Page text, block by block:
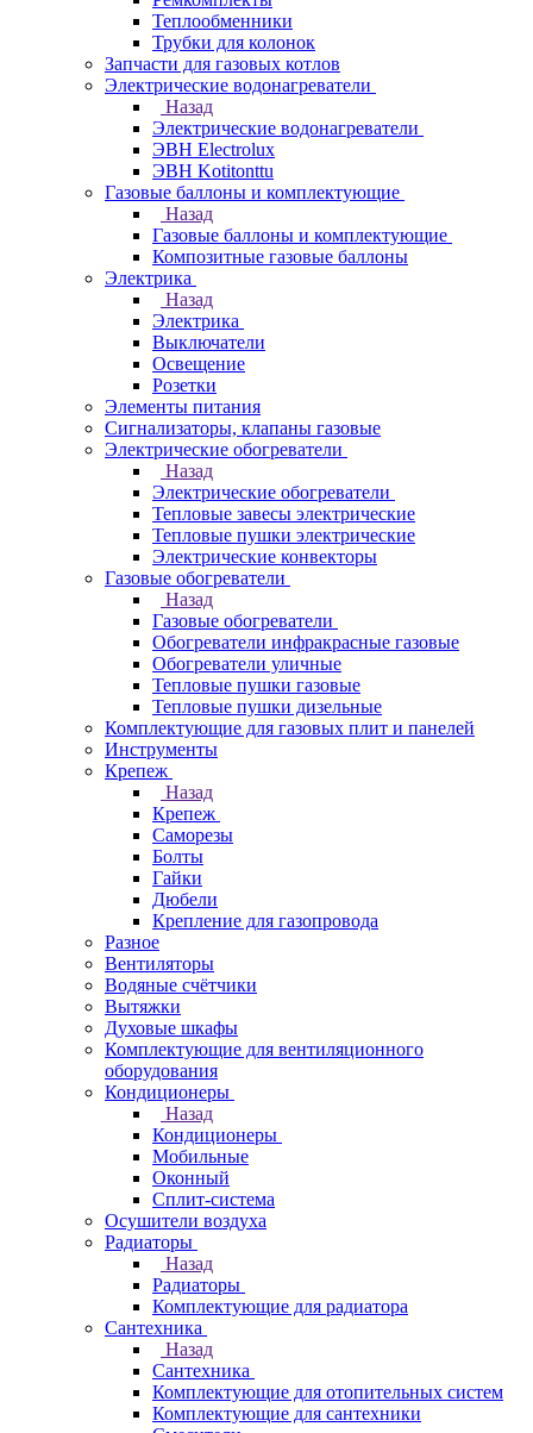
Теплообменники
Трубки для колонок
Запчасти для газовых котлов
Электрические водонагреватели
Назад
Электрические водонагреватели
ЭВН Electrolux
ЭВН Kotitonttu
Газовые баллоны и комплектующие
Назад
Газовые баллоны и комплектующие
Композитные газовые баллоны
Электрика
Назад
Электрика
Выключатели
Освещение
Розетки
Элементы питания
Сигнализаторы, клапаны газовые
Электрические обогреватели
Назад
Электрические обогреватели
Тепловые завесы электрические
Тепловые пушки электрические
Электрические конвекторы
Газовые обогреватели
Назад
Газовые обогреватели
Обогреватели инфракрасные газовые
Обогреватели уличные
Тепловые пушки газовые
Тепловые пушки дизельные
Комплектующие для газовых плит и панелей
Инструменты
Крепеж
Назад
Крепеж
Саморезы
Болты
Гайки
Дюбели
Крепление для газопровода
Разное
Вентиляторы
Водяные счётчики
Вытяжки
Духовые шкафы
Комплектующие для вентиляционного
оборудования
Кондиционеры
Назад
Кондиционеры
Мобильные
Оконный
Сплит-система
Осушители воздуха
Радиаторы
Назад
Радиаторы
Комплектующие для радиатора
Сантехника
Назад
Сантехника
Комплектующие для отопительных систем
Комплектующие для сантехники